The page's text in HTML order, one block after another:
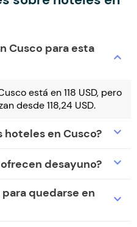
Cusco para esta
expand_more
está en 118 USD, pero
desde 118,24 USD.
hoteles en Cusco? expand_more
desayuno? expand_more
quedarse en
expand_more